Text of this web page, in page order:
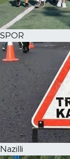
SPOR
Nazilli